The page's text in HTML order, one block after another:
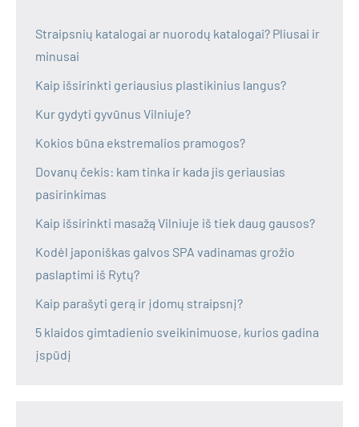
Straipsnių katalogai ar nuorodų katalogai? Pliusai ir
minusai
Kaip išsirinkti geriausius plastikinius langus?
Kur gydyti gyvūnus Vilniuje?
Kokios būna ekstremalios pramogos?
Dovanų čekis: kam tinka ir kada jis geriausias
pasirinkimas
Kaip išsirinkti masažą Vilniuje iš tiek daug gausos?
Kodėl japoniškas galvos SPA vadinamas grožio
paslaptimi iš Rytų?
Kaip parašyti gerą ir įdomų straipsnį?
5 klaidos gimtadienio sveikinimuose, kurios gadina
įspūdį